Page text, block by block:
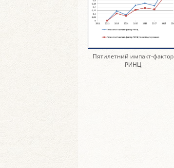
Пятилетний импакт-фактор
РИНЦ